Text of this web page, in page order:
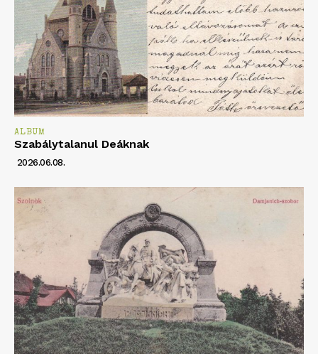
ALBUM
Szabálytalanul Deáknak
2026.06.08.